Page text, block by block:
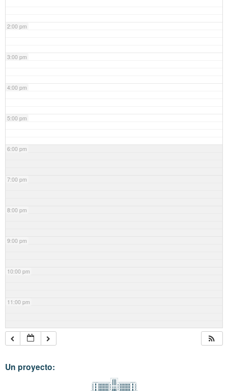
2:00 pm
3:00 pm
4:00 pm
5:00 pm
6:00 pm
7:00 pm
8:00 pm
9:00 pm
10:00 pm
11:00 pm
Un proyecto: